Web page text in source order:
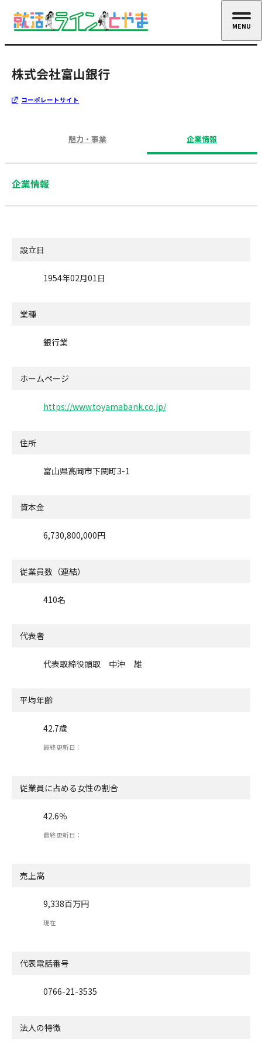
株式会社富山銀行
コーポレートサイト
魅力・事業 企業情報
企業情報
設立日
1954年02月01日
業種
銀行業
ホームページ
https://www.toyamabank.co.jp/
住所
富山県高岡市下関町3-1
資本金
6,730,800,000円
従業員数（連結）
410名
代表者
代表取締役頭取 中沖 雄
平均年齢
42.7歳
最終更新日：
従業員に占める女性の割合
42.6％
最終更新日：
売上高
9,338百万円
現在
代表電話番号
0766-21-3535
法人の特徴
MENU